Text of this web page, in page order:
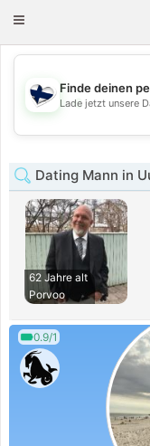
Toggle
💖
Finde deinen
Lade jetzt unsere
Dating Mann in
62 Jahre alt
Porvoo
0.9/1